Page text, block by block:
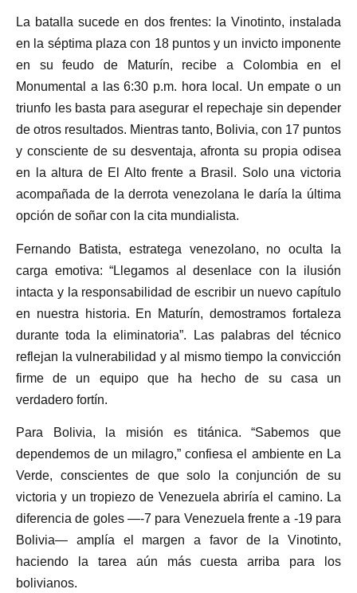
La batalla sucede en dos frentes: la Vinotinto, instalada
en la séptima plaza con 18 puntos y un invicto imponente
en su feudo de Maturín, recibe a Colombia en el
Monumental a las 6:30 p.m. hora local. Un empate o un
triunfo les basta para asegurar el repechaje sin depender
de otros resultados. Mientras tanto, Bolivia, con 17 puntos
y consciente de su desventaja, afronta su propia odisea
en la altura de El Alto frente a Brasil. Solo una victoria
acompañada de la derrota venezolana le daría la última
opción de soñar con la cita mundialista.
Fernando Batista, estratega venezolano, no oculta la
carga emotiva: “Llegamos al desenlace con la ilusión
intacta y la responsabilidad de escribir un nuevo capítulo
en nuestra historia. En Maturín, demostramos fortaleza
durante toda la eliminatoria”. Las palabras del técnico
reflejan la vulnerabilidad y al mismo tiempo la convicción
firme de un equipo que ha hecho de su casa un
verdadero fortín.
Para Bolivia, la misión es titánica. “Sabemos que
dependemos de un milagro,” confiesa el ambiente en La
Verde, conscientes de que solo la conjunción de su
victoria y un tropiezo de Venezuela abriría el camino. La
diferencia de goles —-7 para Venezuela frente a -19 para
Bolivia— amplía el margen a favor de la Vinotinto,
haciendo la tarea aún más cuesta arriba para los
bolivianos.